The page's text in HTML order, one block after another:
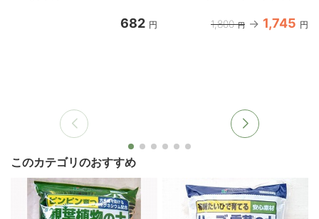
682 円 1,800 円 1,745 円
このカテゴリのおすすめ